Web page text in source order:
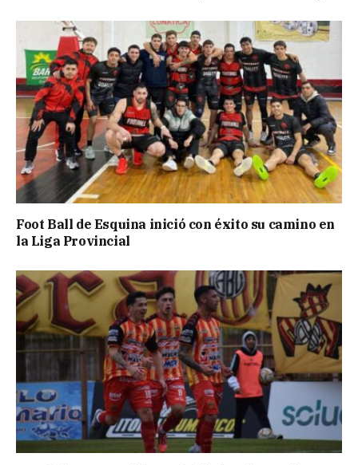
Foot Ball de Esquina inició con éxito su camino en
la Liga Provincial